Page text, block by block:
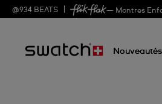
@934 BEATS — Montres
Nouveautés